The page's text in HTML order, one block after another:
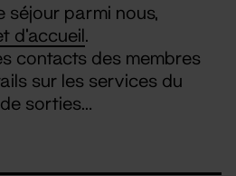
séjour parmi nous,
d’accueil.
contacts des membres
sur les services du
sorties…